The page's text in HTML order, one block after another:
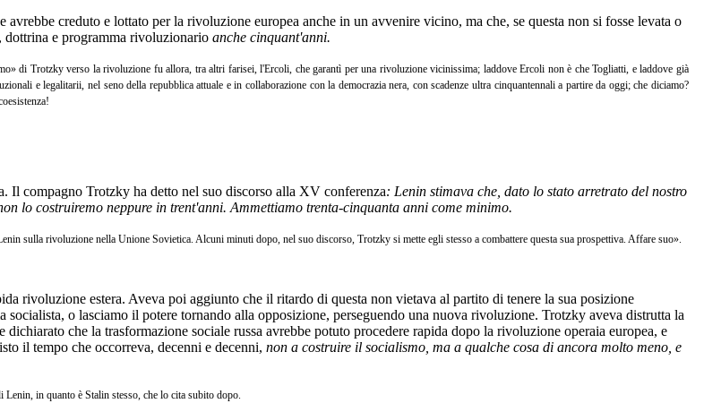
creduto e lottato per la rivoluzione europea anche in un avvenire vicino, ma che, se questa non si fosse levata o
dottrina e programma rivoluzionario anche cinquant'anni.
di Trotzky verso la rivoluzione fu allora, tra altri farisei, l'Ercoli, che garantì per una rivoluzione vicinissima; laddove Ercoli non è che Togliatti, e laddove già
e legalitarii, nel seno della repubblica attuale e in collaborazione con la democrazia nera, con scadenze ultra cinquantennali a partire da oggi; che diciamo?
Il compagno Trotzky ha detto nel suo discorso alla XV conferenza: Lenin stimava che, dato lo stato arretrato del nostro
lo costruiremo neppure in trent'anni. Ammettiamo trenta-cinquanta anni come minimo.
sulla rivoluzione nella Unione Sovietica. Alcuni minuti dopo, nel suo discorso, Trotzky si mette egli stesso a combattere questa sua prospettiva. Affare suo».
rivoluzione estera. Aveva poi aggiunto che il ritardo di questa non vietava al partito di tenere la sua posizione
o lasciamo il potere tornando alla opposizione, perseguendo una nuova rivoluzione. Trotzky aveva distrutta la
che la trasformazione sociale russa avrebbe potuto procedere rapida dopo la rivoluzione operaia europea, e
il tempo che occorreva, decenni e decenni, non a costruire il socialismo, ma a qualche cosa di ancora molto meno, e
in quanto è Stalin stesso, che lo cita subito dopo.